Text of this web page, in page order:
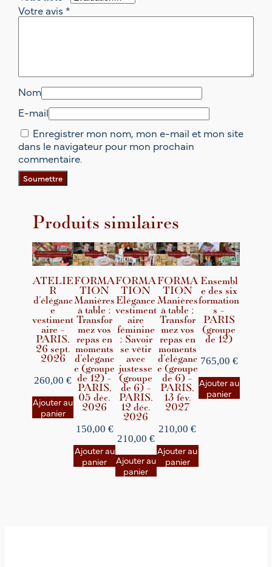
Votre avis *
Nom
E-mail
Enregistrer mon nom, mon e-mail et mon site
dans le navigateur pour mon prochain
commentaire.
Produits similaires
ATELIE
R
d’éléganc
e
vestiment
aire –
PARIS,
26 sept.
2026
260,00€
Ajouter au
panier
FORMA
TION
Manières
à table ;
Transfor
mez vos
repas en
moments
d’éléganc
e (groupe
de 12) –
PARIS,
05 déc.
2026
150,00 €
Ajouter au
panier
FORMA
TION
Elégance
vestiment
aire
féminine
; Savoir
se vêtir
avec
justesse
(groupe
de 6) –
PARIS,
12 déc.
2026
210,00 €
Ajouter au
panier
FORMA
TION
Manières
à table ;
Transfor
mez vos
repas en
moments
d’éléganc
e (groupe
de 6) –
PARIS,
13 fév.
2027
210,00€
Ajouter au
panier
Ensembl
e des six
formation
s –
PARIS
(groupe
de 12)
765,00 €
Ajouter au
panier